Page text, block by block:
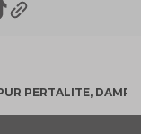
PERTALITE,